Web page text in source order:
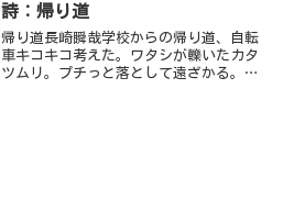
詩：帰り道
帰り道長崎瞬哉学校からの帰り道、自転
車キコキコ考えた。ワタシが轢いたカタ
ツムリ。プチっと落として遠ざかる。人